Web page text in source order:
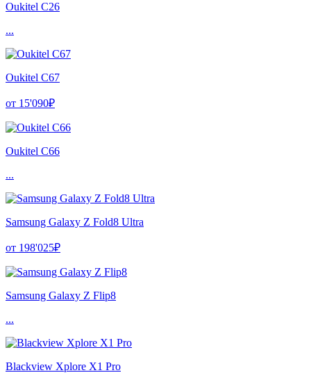
Oukitel C26
...
Oukitel C67
от 15'090₽
Oukitel C66
...
Samsung Galaxy Z Fold8 Ultra
от 198'025₽
Samsung Galaxy Z Flip8
...
Blackview Xplore X1 Pro